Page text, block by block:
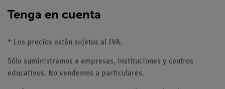
Tenga en cuenta
* Los precios están sujetos al IVA.
Sólo suministramos a empresas, instituciones y centros
educativos. No vendemos a particulares.